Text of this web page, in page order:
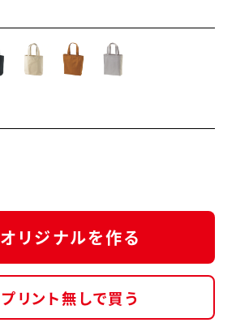
オリジナルを作る
プリント無しで買う